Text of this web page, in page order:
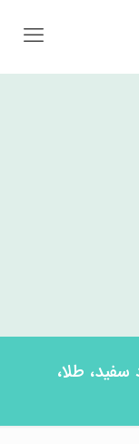
سفید، طلا،